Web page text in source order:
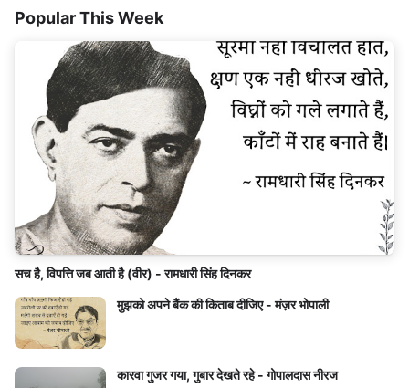
Popular This Week
सच है, विपत्ति जब आती है (वीर) - रामधारी सिंह दिनकर
मुझको अपने बैंक की किताब दीजिए - मंज़र भोपाली
कारवा गुजर गया, गुबार देखते रहे - गोपालदास नीरज